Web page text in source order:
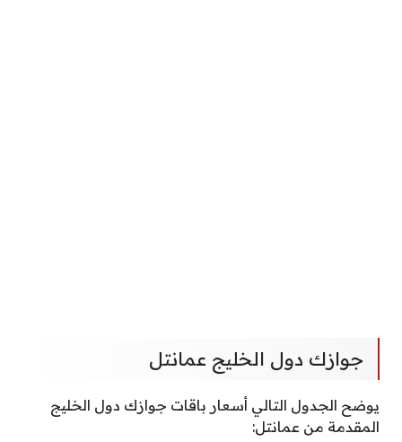
جوازك دول الخليج عمانتل
يوضح الجدول التالي أسعار باقات جوازك دول الخليج
المقدمة من عمانتل: